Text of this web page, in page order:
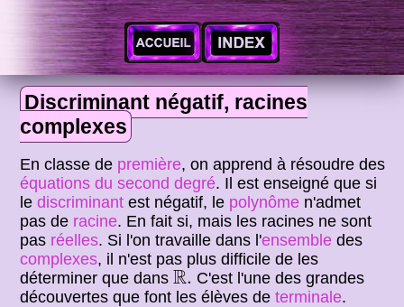
Discriminant négatif, racines
complexes
En classe de première, on apprend à résoudre des
équations du second degré. Il est enseigné que si
lediscriminant est négatif, le polynôme n'admet
pas de racine. En fait si, mais les racines ne sont
pas réelles. Si l'on travaille dans l'ensemble des
complexes, il n'est pas plus difficile de les
déterminer que dans R.
R. C'est l'une des grandes
découvertes que font les élèves determinale.